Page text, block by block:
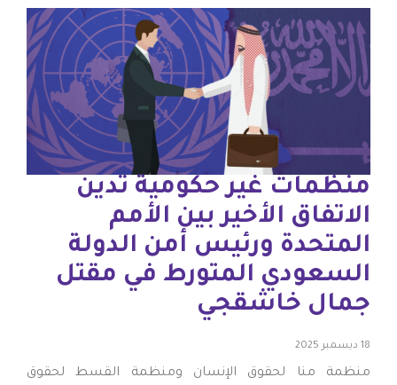
منظمات غير حكومية تدين
الاتفاق الأخير بين الأمم
المتحدة ورئيس أمن الدولة
السعودي المتورط في مقتل
جمال خاشقجي
18 ديسمبر 2025
منظمة منا لحقوق الإنسان ومنظمة القسط لحقوق